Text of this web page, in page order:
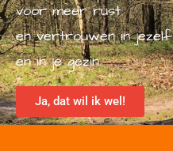
voor meer rust
en vertrouwen in jezelf
en in je gezin.
Ja, dat wil ik wel!